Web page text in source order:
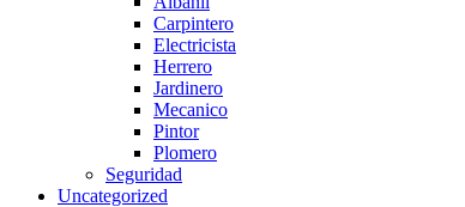
Carpintero
Electricista
Herrero
Jardinero
Mecanico
Pintor
Plomero
Seguridad
Uncategorized